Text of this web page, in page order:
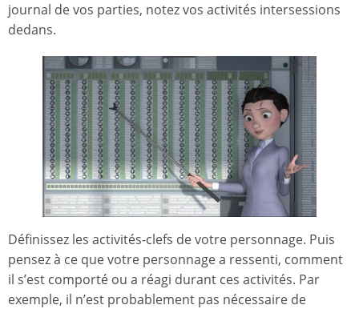
journal de vos parties, notez vos activités intersessions
dedans.
Définissez les activités-clefs de votre personnage. Puis
pensez à ce que votre personnage a ressenti, comment
il s’est comporté ou a réagi durant ces activités. Par
exemple, il n’est probablement pas nécessaire de